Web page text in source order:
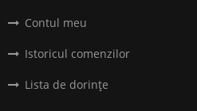
Contul meu
Istoricul comenzilor
Lista de dorințe